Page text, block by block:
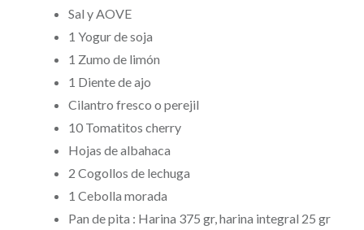
Sal y AOVE
1 Yogur de soja
1 Zumo de limón
1 Diente de ajo
Cilantro fresco o perejil
10 Tomatitos cherry
Hojas de albahaca
2 Cogollos de lechuga
1 Cebolla morada
Pan de pita : Harina 375 gr, harina integral 25 gr